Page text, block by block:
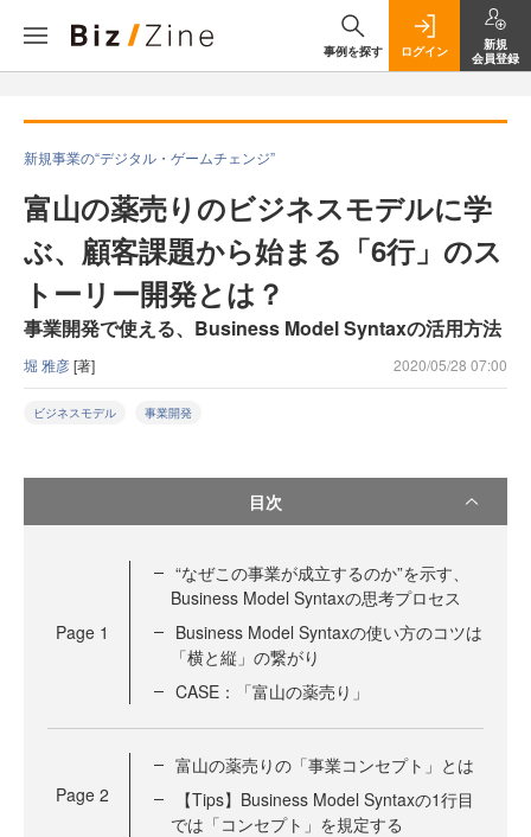
事例を探す ログイン
新規
会員登録
新規事業の“デジタル・ゲームチェンジ”
富山の薬売りのビジネスモデルに学
ぶ、顧客課題から始まる「6行」のス
トーリー開発とは？
事業開発で使える、Business Model Syntaxの活用方法
堀 雅彦[著] 2020/05/28 07:00
ビジネスモデル 事業開発
目次
Page 1
“なぜこの事業が成立するのか”を示す、
Business Model Syntaxの思考プロセス
Business Model Syntaxの使い方のコツは
「横と縦」の繋がり
CASE：「富山の薬売り」
Page 2
富山の薬売りの「事業コンセプト」とは
【Tips】Business Model Syntaxの1行目
では「コンセプト」を規定する